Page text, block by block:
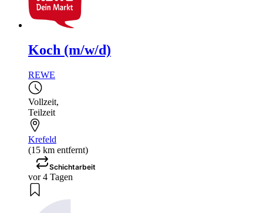
Koch (m/w/d)
REWE
Vollzeit,
Teilzeit
Krefeld
(15 km entfernt)
Schichtarbeit
vor 4 Tagen